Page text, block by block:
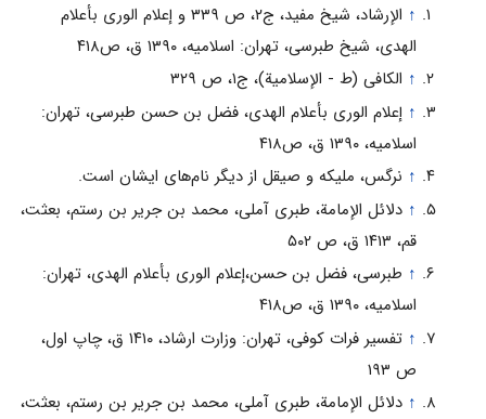
↑
الإرشاد، شیخ مفید، ج‏۲، ص ۳۳۹ و إعلام الورى بأعلام
الهدى، شیخ طبرسی، تهران: اسلامیه، ۱۳۹۰ ق، ص۴۱۸
↑ الکافی (ط - الإسلامیة)، ج‏۱، ص ۳۲۹
↑ إعلام الورى بأعلام الهدى، فضل بن حسن طبرسی، تهران:
اسلامیه، ۱۳۹۰ ق، ص۴۱۸
↑ نرگس، ملیکه و صیقل از دیگر نام‌های ایشان است.
↑ دلائل الإمامة، طبرى آملى، محمد بن جریر بن رستم‏، بعثت‏،
قم‏، ۱۴۱۳ ق‏، ص ۵۰۲
↑ طبرسی، فضل بن حسن،إعلام الورى بأعلام الهدى، تهران:
اسلامیه، ۱۳۹۰ ق، ص۴۱۸
↑
تفسیر فرات کوفی، تهران‏: وزارت ارشاد، ۱۴۱۰ ق‏، چاپ اول‏،
ص ۱۹۳
↑ دلائل الإمامة، طبرى آملى، محمد بن جریر بن رستم‏، بعثت‏،